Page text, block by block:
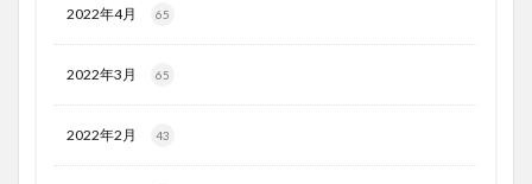
2022年4月 65
2022年3月 65
2022年2月 43